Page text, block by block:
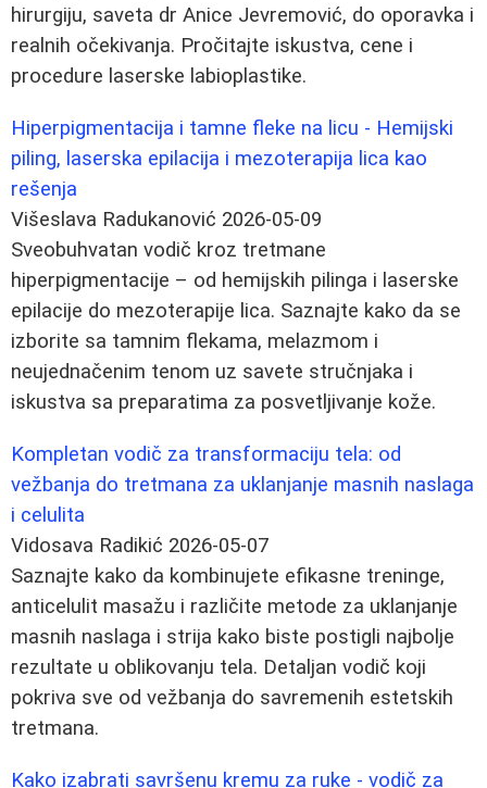
hirurgiju, saveta dr Anice Jevremović, do oporavka i
realnih očekivanja. Pročitajte iskustva, cene i
procedure laserske labioplastike.
Hiperpigmentacija i tamne fleke na licu - Hemijski
piling, laserska epilacija i mezoterapija lica kao
rešenja
Višeslava Radukanović 2026-05-09
Sveobuhvatan vodič kroz tretmane
hiperpigmentacije – od hemijskih pilinga i laserske
epilacije do mezoterapije lica. Saznajte kako da se
izborite sa tamnim flekama, melazmom i
neujednačenim tenom uz savete stručnjaka i
iskustva sa preparatima za posvetljivanje kože.
Kompletan vodič za transformaciju tela: od
vežbanja do tretmana za uklanjanje masnih naslaga
i celulita
Vidosava Radikić 2026-05-07
Saznajte kako da kombinujete efikasne treninge,
anticelulit masažu i različite metode za uklanjanje
masnih naslaga i strija kako biste postigli najbolje
rezultate u oblikovanju tela. Detaljan vodič koji
pokriva sve od vežbanja do savremenih estetskih
tretmana.
Kako izabrati savršenu kremu za ruke - vodič za